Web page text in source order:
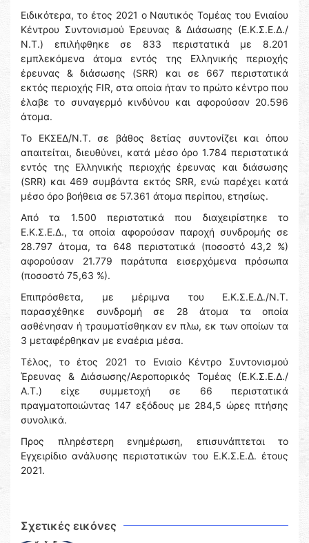
Ειδικότερα, το έτος 2021 ο Ναυτικός Τομέας του Ενιαίου
Κέντρου Συντονισμού Έρευνας & Διάσωσης (Ε.Κ.Σ.Ε.Δ./
Ν.Τ.) επιλήφθηκε σε 833 περιστατικά με 8.201
εμπλεκόμενα άτομα εντός της Ελληνικής περιοχής
έρευνας & διάσωσης (SRR) και σε 667 περιστατικά
εκτός περιοχής FIR, στα οποία ήταν το πρώτο κέντρο που
έλαβε το συναγερμό κινδύνου και αφορούσαν 20.596
άτομα.
Το ΕΚΣΕΔ/Ν.Τ. σε βάθος 8ετίας συντονίζει και όπου
απαιτείται, διευθύνει, κατά μέσο όρο 1.784 περιστατικά
εντός της Ελληνικής περιοχής έρευνας και διάσωσης
(SRR) και 469 συμβάντα εκτός SRR, ενώ παρέχει κατά
μέσο όρο βοήθεια σε 57.361 άτομα περίπου, ετησίως.
Από τα 1.500 περιστατικά που διαχειρίστηκε το
Ε.Κ.Σ.Ε.Δ., τα οποία αφορούσαν παροχή συνδρομής σε
28.797 άτομα, τα 648 περιστατικά (ποσοστό 43,2 %)
αφορούσαν 21.779 παράτυπα εισερχόμενα πρόσωπα
(ποσοστό 75,63 %).
Επιπρόσθετα, με μέριμνα του Ε.Κ.Σ.Ε.Δ./Ν.Τ.
παρασχέθηκε συνδρομή σε 28 άτομα τα οποία
ασθένησαν ή τραυματίσθηκαν εν πλω, εκ των οποίων τα
3 μεταφέρθηκαν με εναέρια μέσα.
Τέλος, το έτος 2021 το Ενιαίο Κέντρο Συντονισμού
Έρευνας & Διάσωσης/Αεροπορικός Τομέας (Ε.Κ.Σ.Ε.Δ./
Α.Τ.) είχε συμμετοχή σε 66 περιστατικά
πραγματοποιώντας 147 εξόδους με 284,5 ώρες πτήσης
συνολικά.
Προς πληρέστερη ενημέρωση, επισυνάπτεται το
Εγχειρίδιο ανάλυσης περιστατικών του Ε.Κ.Σ.Ε.Δ. έτους
2021.
Σχετικές εικόνες